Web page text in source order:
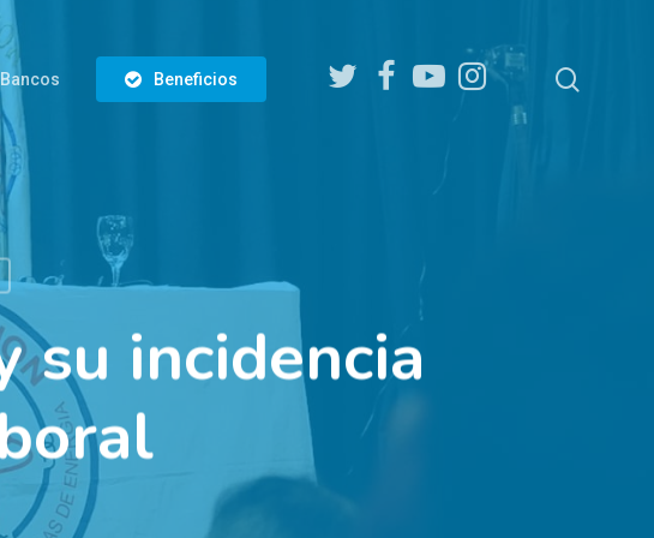
Bancos Beneficios
twitter facebookyoutubeinstagram
su incidencia